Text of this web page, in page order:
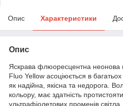
Опис Характеристики
Опис
Яскрава флюоресцентна неонова
Fluo Yellow асоціюється в
як надійна, якісна та недорога.
кольору, має здатність
ультрафіолетових променів